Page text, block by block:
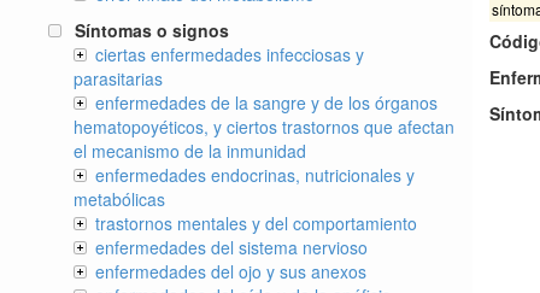
Síntomas o signos
ciertas enfermedades infecciosas y
parasitarias
enfermedades de la sangre y de los órganos
hematopoyéticos, y ciertos trastornos que afectan
el mecanismo de la inmunidad
enfermedades endocrinas, nutricionales y
metabólicas
trastornos mentales y del comportamiento
enfermedades del sistema nervioso
enfermedades del ojo y sus anexos